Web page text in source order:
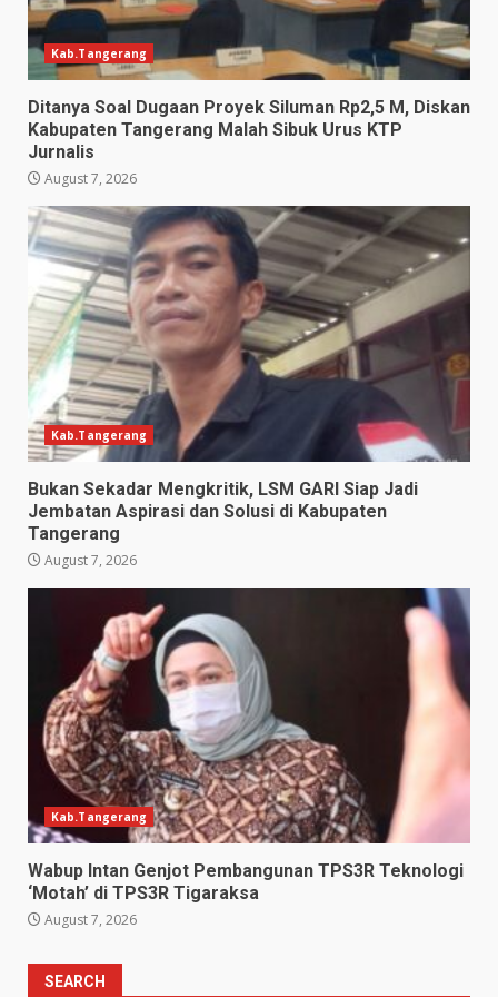
Kab.Tangerang
Ditanya Soal Dugaan Proyek Siluman Rp2,5 M, Diskan
Kabupaten Tangerang Malah Sibuk Urus KTP
Jurnalis
August 7, 2026
Kab.Tangerang
Bukan Sekadar Mengkritik, LSM GARI Siap Jadi
Jembatan Aspirasi dan Solusi di Kabupaten
Tangerang
August 7, 2026
Kab.Tangerang
Wabup Intan Genjot Pembangunan TPS3R Teknologi
‘Motah’ di TPS3R Tigaraksa
August 7, 2026
SEARCH